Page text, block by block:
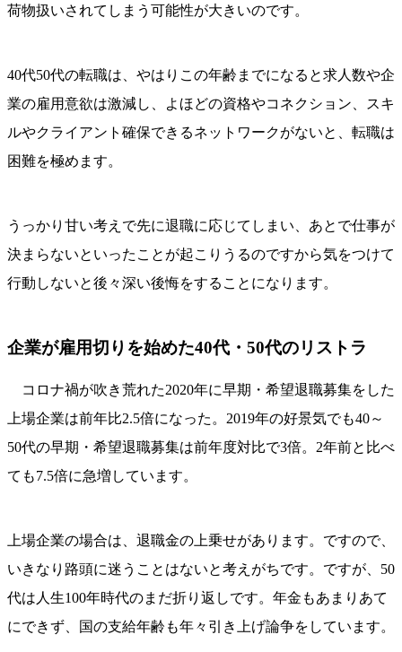
荷物扱いされてしまう可能性が大きいのです。
40代50代の転職は、やはりこの年齢までになると求人数や企
業の雇用意欲は激減し、よほどの資格やコネクション、スキ
ルやクライアント確保できるネットワークがないと、転職は
困難を極めます。
うっかり甘い考えで先に退職に応じてしまい、あとで仕事が
決まらないといったことが起こりうるのですから気をつけて
行動しないと後々深い後悔をすることになります。
企業が雇用切りを始めた40代・50代のリストラ
コロナ禍が吹き荒れた2020年に早期・希望退職募集をした
上場企業は前年比2.5倍になった。2019年の好景気でも40～
50代の早期・希望退職募集は前年度対比で3倍。2年前と比べ
ても7.5倍に急増しています。
上場企業の場合は、退職金の上乗せがあります。ですので、
いきなり路頭に迷うことはないと考えがちです。ですが、50
代は人生100年時代のまだ折り返しです。年金もあまりあて
にできず、国の支給年齢も年々引き上げ論争をしています。